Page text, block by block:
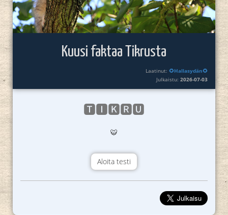
Kuusi faktaa Tikrusta
Laatinut:🌻Hallasydän🌻
Julkaistu:2026-07-03
🆃🅸🅺🆁🆄
🐯
Aloita testi